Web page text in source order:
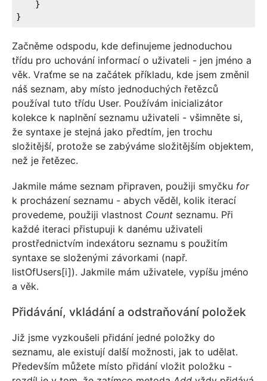
}
}
Začněme odspodu, kde definujeme jednoduchou
třídu pro uchování informací o uživateli - jen jméno a
věk. Vraťme se na začátek příkladu, kde jsem změnil
náš seznam, aby místo jednoduchých řetězců
používal tuto třídu User. Používám inicializátor
kolekce k naplnění seznamu uživateli - všimněte si,
že syntaxe je stejná jako předtím, jen trochu
složitější, protože se zabýváme složitějším objektem,
než je řetězec.
Jakmile máme seznam připraven, použiji smyčku for
k procházení seznamu - abych věděl, kolik iterací
provedeme, použiji vlastnost Count seznamu. Při
každé iteraci přistupuji k danému uživateli
prostřednictvím indexátoru seznamu s použitím
syntaxe se složenými závorkami (např.
listOfUsers[i]). Jakmile mám uživatele, vypíšu jméno
a věk.
Přidávání, vkládání a odstraňování položek
Již jsme vyzkoušeli přidání jedné položky do
seznamu, ale existují další možnosti, jak to udělat.
Především můžete místo přidání vložit položku -